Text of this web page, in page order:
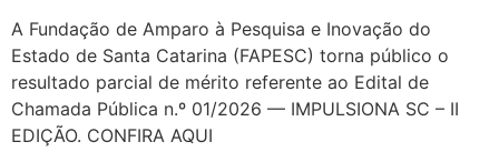
A Fundação de Amparo à Pesquisa e Inovação do
Estado de Santa Catarina (FAPESC) torna público o
resultado parcial de mérito referente ao Edital de
Chamada Pública n.º 01/2026 — IMPULSIONA SC – II
EDIÇÃO. CONFIRA AQUI